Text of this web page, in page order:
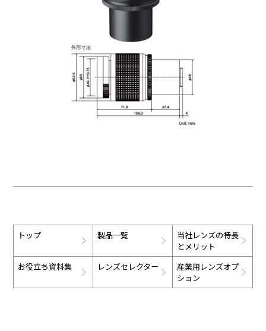
トップ 製品一覧
当社レンズの特長
とメリット
お役立ち資料集
レンズセレクター
産業用レンズオプ
ション